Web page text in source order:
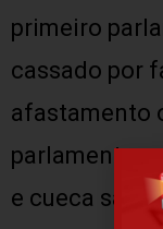
primeiro
cassado por
afastamento
parlamentar
e cueca